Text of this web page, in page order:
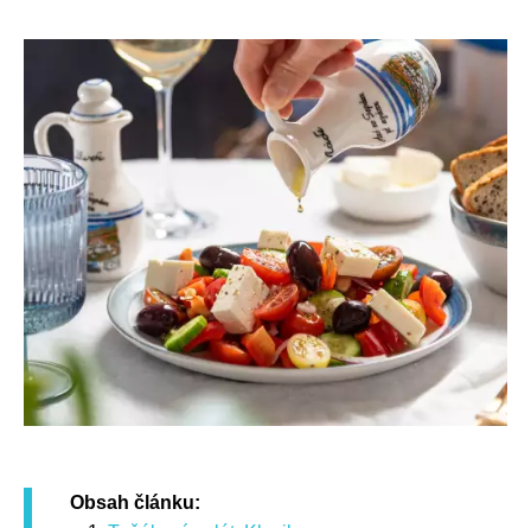
Obsah článku: